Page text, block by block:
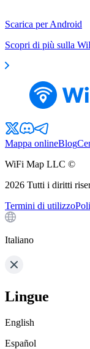
Scarica per Android
Scopri di più sulla
Mappa onlineBlog
WiFi Map LLC ©
2026 Tutti i diritti
Termini di utilizzo
Italiano
Lingue
English
Español